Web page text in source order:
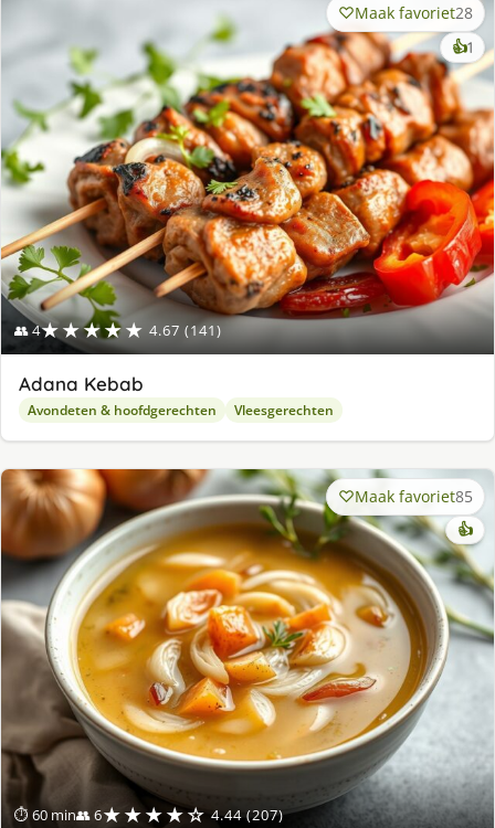
👥 4★★★★★ 4.67 (141)
Maak favoriet28
👍1
Adana Kebab
Avondeten & hoofdgerechten Vleesgerechten
⏱ 60 min👥 6★★★★☆ 4.44 (207)
Maak favoriet85
👍